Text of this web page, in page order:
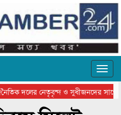
দলের নেতৃবৃন্দ ও সুধীজনদের সাথে
বাংলাদেশ গ্রুপ থিয়েটার